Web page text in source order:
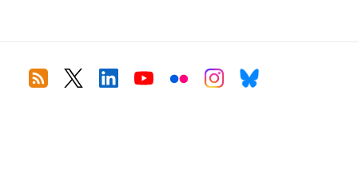
RSS TwitterLinkedin
YoutubeFlickrInstagram
Bluesky